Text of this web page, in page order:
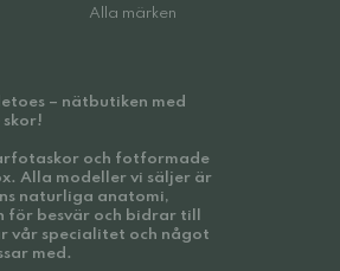
Alla märken
– nätbutiken med
och fotformade
Alla modeller vi säljer är
naturliga anatomi,
för besvär och bidrar till
vår specialitet och något
med.